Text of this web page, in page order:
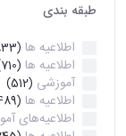
طبقه بندی
اطلاعیه ها (833)
اطلاعیه ها (710)
آموزشی (512)
اطلاعیه ها (489)
اطلاعیه‌های‌